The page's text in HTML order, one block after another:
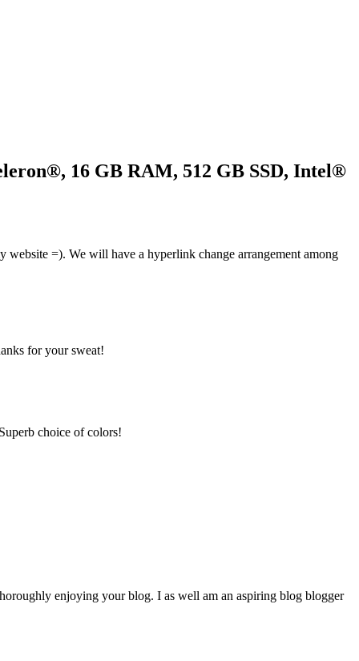
16 GB RAM, 512 GB SSD, Intel®
=). We will have a hyperlink change arrangement among
for your sweat!
choice of colors!
enjoying your blog. I as well am an aspiring blog blogger